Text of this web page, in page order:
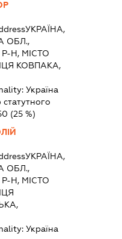
УКРАЇНА,
ОБЛ.,
Н, МІСТО
КОВПАКА,
Україна
(25 %)
УКРАЇНА,
ОБЛ.,
Н, МІСТО
Україна